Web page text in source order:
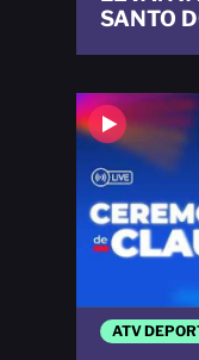
ATV
SANTO